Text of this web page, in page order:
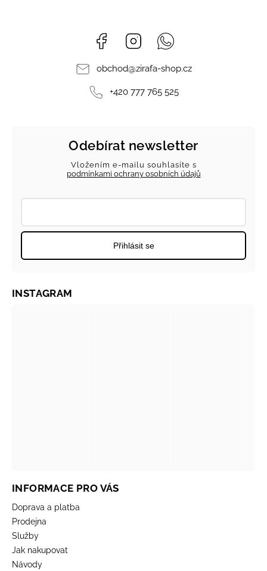
Facebook Instagram
obchod@zirafa-shop.cz
+420 777 765 525
Odebírat newsletter
Vložením e-mailu souhlasíte s
podmínkami ochrany osobních údajů
Přihlásit se
INFORMACE PRO VÁS
Doprava a platba
Prodejna
Služby
Jak nakupovat
Návody
INSTAGRAM